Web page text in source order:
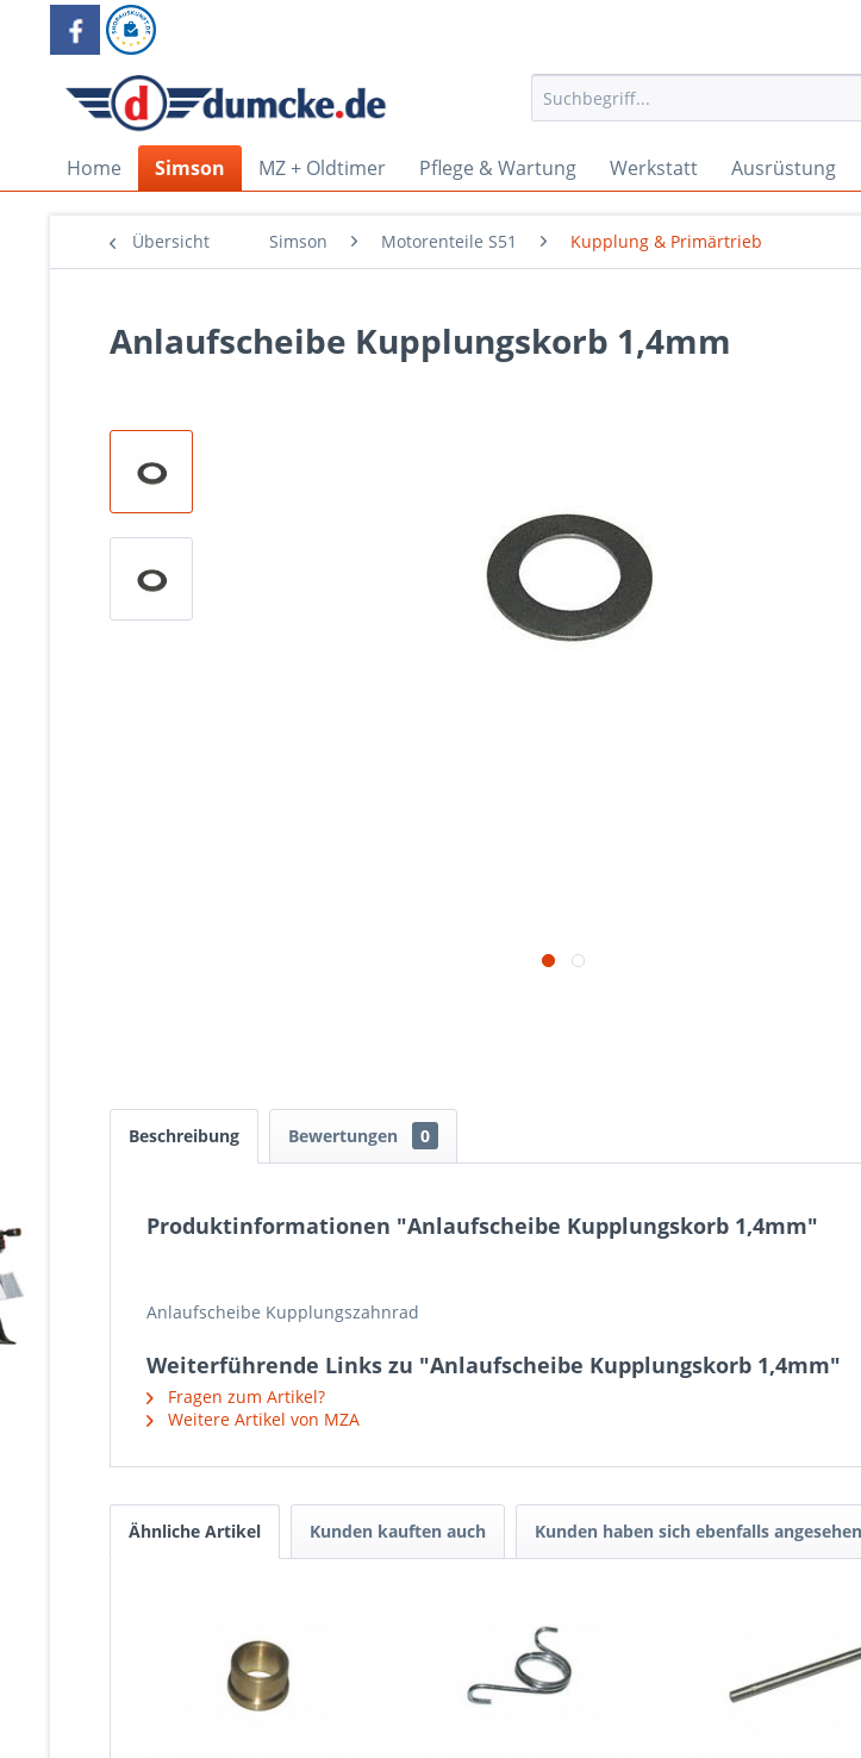
Home Simson MZ + Oldtimer Pflege & Wartung Werkstatt Ausrüstung
Übersicht Simson Motorenteile S51 Kupplung & Primärtrieb
Anlaufscheibe Kupplungskorb 1,4mm
Beschreibung Bewertungen 0
Produktinformationen "Anlaufscheibe Kupplungskorb 1,4mm"
Anlaufscheibe Kupplungszahnrad
Weiterführende Links zu "Anlaufscheibe Kupplungskorb 1,4mm"
Fragen zum Artikel?
Weitere Artikel von MZA
Ähnliche Artikel Kunden kauften auch Kunden haben sich ebenfalls angesehen